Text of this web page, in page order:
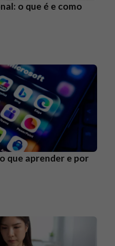
o que é e como
que aprender e por